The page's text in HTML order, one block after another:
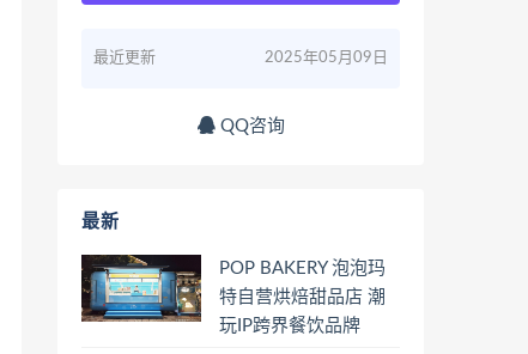
最近更新 2025年05月09日
QQ咨询
最新
POP BAKERY 泡泡玛
特自营烘焙甜品店 潮
玩IP跨界餐饮品牌